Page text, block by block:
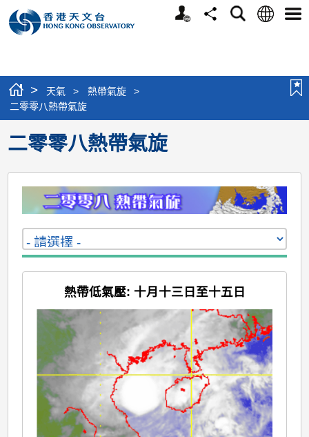
個
分
搜
語
選
> 天氣 > 熱帶氣旋
>
二零零八熱帶氣旋
二零零八熱帶氣旋
熱帶低氣壓: 十月十三日至十五日